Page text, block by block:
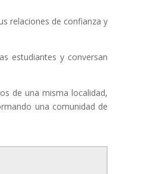
relaciones de confianza y
estudiantes y conversan
de una misma localidad,
una comunidad de